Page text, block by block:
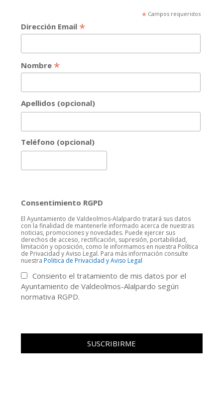
*Campos requeridos
Dirección Email *
Nombre *
Apellidos (opcional)
Teléfono (opcional)
Consentimiento RGPD
El Ayuntamiento de Valdeolmos-Alalpardo tratará sus datos
con la finalidad de mantenerle informado acerca de nuestras
noticias, promociones y novedades. Puede ejercer sus
derechos de acceso, rectificación, supresión, portabilidad,
limitación y oposición, como le informamos en nuestra Política
de Privacidad y Aviso Legal. Para más información consulte
nuestra Politica de Privacidad y Aviso Legal
Consiento el tratamiento de mis datos por el
Ayuntamiento de Valdeolmos-Alalpardo según
normativa RGPD.